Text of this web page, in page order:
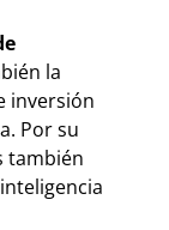
la
inversión
Por su
también